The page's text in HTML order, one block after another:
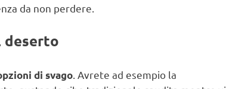
da non perdere.
deserto
di svago . Avrete ad esempio la